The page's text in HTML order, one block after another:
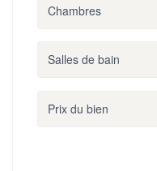
Chambres
Salles de bain
Prix du bien